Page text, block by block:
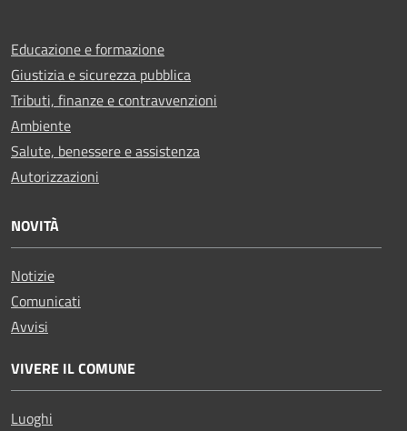
Educazione e formazione
Giustizia e sicurezza pubblica
Tributi, finanze e contravvenzioni
Ambiente
Salute, benessere e assistenza
Autorizzazioni
NOVITÀ
Notizie
Comunicati
Avvisi
VIVERE IL COMUNE
Luoghi